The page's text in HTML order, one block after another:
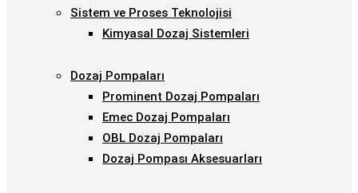
Sistem ve Proses Teknolojisi
Kimyasal Dozaj Sistemleri
Dozaj Pompaları
Prominent Dozaj Pompaları
Emec Dozaj Pompaları
OBL Dozaj Pompaları
Dozaj Pompası Aksesuarları